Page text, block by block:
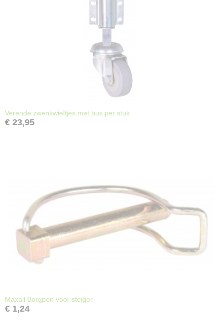
Verende zwenkwieltjes met bus per stuk
€ 23,95
Maxall Borgpen voor steiger
€ 1,24